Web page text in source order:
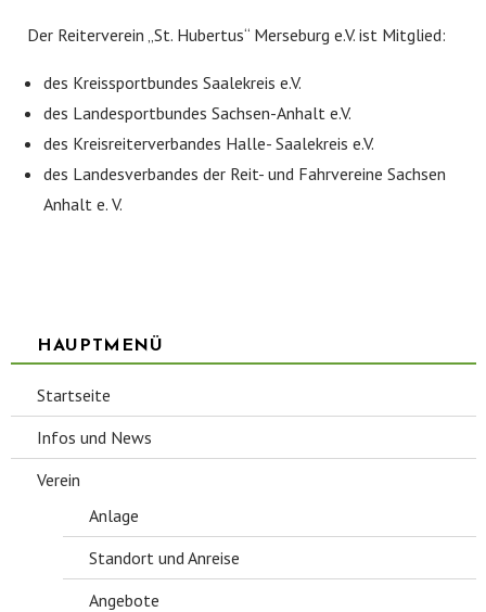
Der Reiterverein „St. Hubertus“ Merseburg e.V. ist Mitglied:
des Kreissportbundes Saalekreis e.V.
des Landesportbundes Sachsen-Anhalt e.V.
des Kreisreiterverbandes Halle- Saalekreis e.V.
des Landesverbandes der Reit- und Fahrvereine Sachsen
Anhalt e. V.
HAUPTMENÜ
Startseite
Infos und News
Verein
Anlage
Standort und Anreise
Angebote